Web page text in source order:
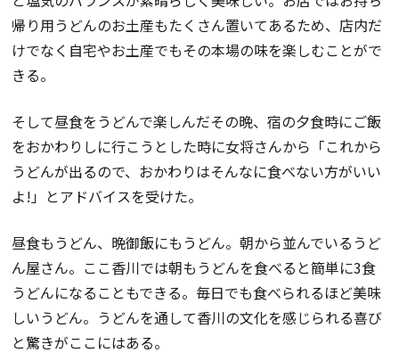
帰り用うどんのお土産もたくさん置いてあるため、店内だ
けでなく自宅やお土産でもその本場の味を楽しむことがで
きる。
そして昼食をうどんで楽しんだその晩、宿の夕食時にご飯
をおかわりしに行こうとした時に女将さんから「これから
うどんが出るので、おかわりはそんなに食べない方がいい
よ!」とアドバイスを受けた。
昼食もうどん、晩御飯にもうどん。朝から並んでいるうど
ん屋さん。ここ香川では朝もうどんを食べると簡単に3食
うどんになることもできる。毎日でも食べられるほど美味
しいうどん。うどんを通して香川の文化を感じられる喜び
と驚きがここにはある。